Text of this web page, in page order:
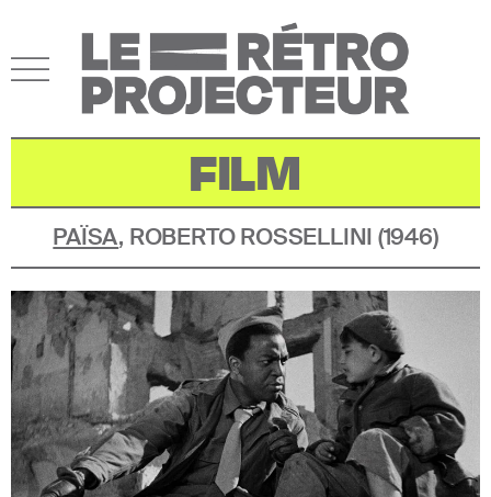
FILM
PAÏSA, ROBERTO ROSSELLINI (1946)